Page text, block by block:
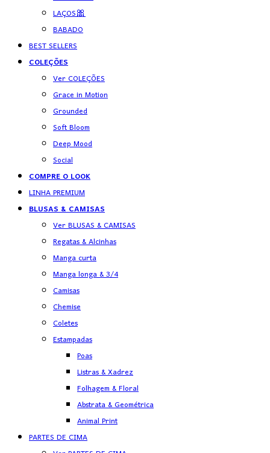
LAÇOS🎀
BABADO
BEST SELLERS
COLEÇÕES
Ver COLEÇÕES
Grace in Motion
Grounded
Soft Bloom
Deep Mood
Social
COMPRE O LOOK
LINHA PREMIUM
BLUSAS & CAMISAS
Ver BLUSAS & CAMISAS
Regatas & Alcinhas
Manga curta
Manga longa & 3/4
Camisas
Chemise
Coletes
Estampadas
Poas
Listras & Xadrez
Folhagem & Floral
Abstrata & Geométrica
Animal Print
PARTES DE CIMA